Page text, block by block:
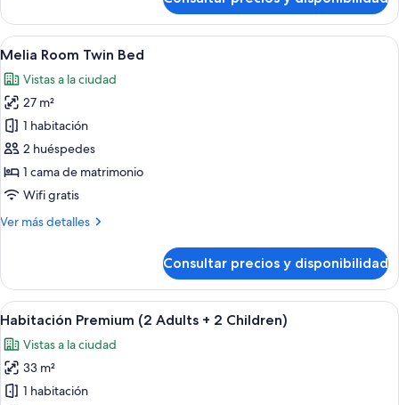
With
Views
Twin
Room
With
Abrir
todas
las
fotos
de
Melia
Room
Twin
Habitación de hotel con dos camas,
8
Melia Room Twin Bed
Vistas a la ciudad
27 m²
1 habitación
2 huéspedes
1 cama de matrimonio
Wifi gratis
Ver más detalles
Más
Room
Twin
Bed
Consultar precios y disponibilidad
Abrir
todas
las
fotos
de
Una habitación de hotel moderna
4
Habitación Premium (2 Adults + 2 Children)
Vistas a la ciudad
33 m²
1 habitación